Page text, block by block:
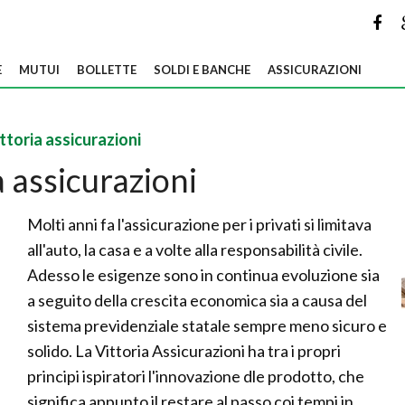
MUTUI BOLLETTE SOLDI E BANCHE ASSICURAZIONI
assicurazioni
Molti anni fa l'assicurazione per i privati si limitava
all'auto, la casa e a volte alla responsabilità civile.
Adesso le esigenze sono in continua evoluzione sia
a seguito della crescita economica sia a causa del
sistema previdenziale statale sempre meno sicuro e
solido. La Vittoria Assicurazioni ha tra i propri
principi ispiratori l'innovazione dle prodotto, che